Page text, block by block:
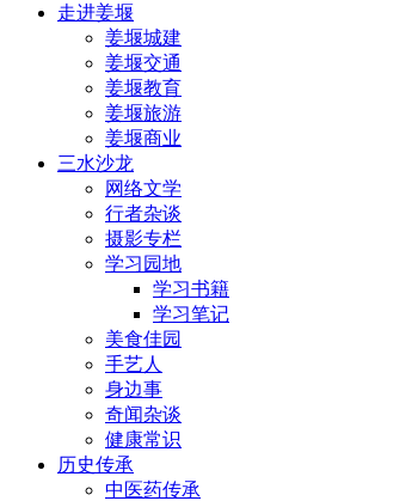
走进姜堰
姜堰城建
姜堰交通
姜堰教育
姜堰旅游
姜堰商业
三水沙龙
网络文学
行者杂谈
摄影专栏
学习园地
学习书籍
学习笔记
美食佳园
手艺人
身边事
奇闻杂谈
健康常识
历史传承
中医药传承